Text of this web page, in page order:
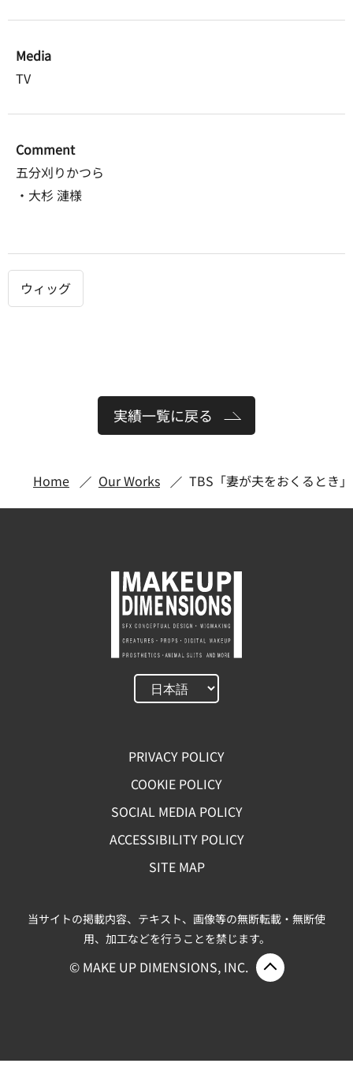
Media
TV
Comment
五分刈りかつら
・大杉 漣様
ウィッグ
実績一覧に戻る
Home Our Works TBS「妻が夫をおくるとき」
PRIVACY POLICY
COOKIE POLICY
SOCIAL MEDIA POLICY
ACCESSIBILITY POLICY
SITE MAP
当サイトの掲載内容、テキスト、画像等の無断転載・無断使
用、加工などを行うことを禁じます。
© MAKE UP DIMENSIONS, INC. ページ上部